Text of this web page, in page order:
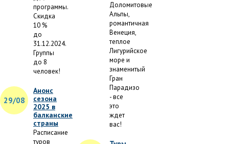
программы.
Скидка
10 %
до
31.12.2024.
Группы
до 8
человек!
29/08
Анонс
сезона
2025 в
балканские
страны
Расписание
туров
Доломитовые
Альпы,
романтичная
Венеция,
теплое
Лигурийское
море и
знаменитый
Гран
Парадизо
- все
это
ждет
вас!